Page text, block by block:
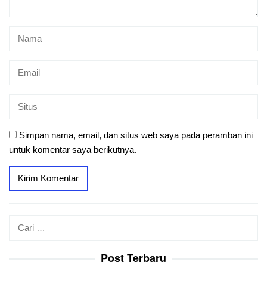
Simpan nama, email, dan situs web saya pada peramban ini
untuk komentar saya berikutnya.
Post Terbaru